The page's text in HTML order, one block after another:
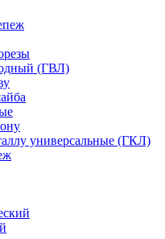
(ГВЛ)
универсальные (ГКЛ)